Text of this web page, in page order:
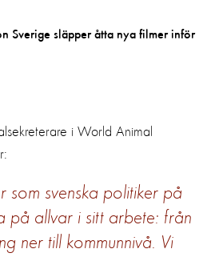
i World Animal
som svenska politiker på
på allvar i sitt arbete: från
ner till kommunnivå. Vi